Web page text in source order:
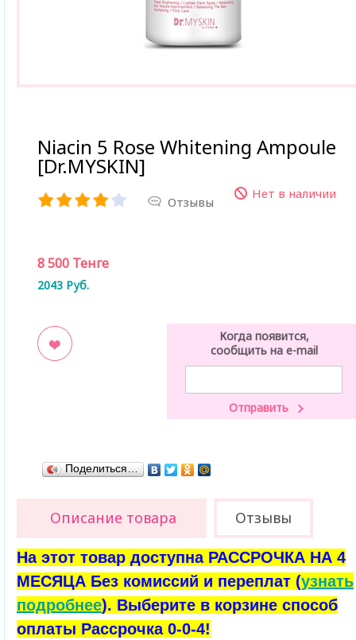
Niacin 5 Rose Whitening Ampoule
[Dr.MYSKIN]
Отзывы
Нет в наличии
8 500 Тенге
2043 Руб.
Когда появится,
сообщить на e-mail
Поделиться…
Описание товара Отзывы
На этот товар доступна РАССРОЧКА НА 4
МЕСЯЦА Без комиссий и переплат (узнать
подробнее). Выберите в корзине способ
оплаты Рассрочка 0-0-4!